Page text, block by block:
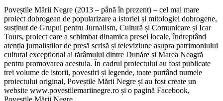
Poveștile Mării Negre (2013 – până în prezent) – cel mai mare
proiect dobrogean de popularizare a istoriei și mitologiei dobrogene,
susținut de Grupul pentru Jurnalism, Cultură și Comunicare și Icar
Tours, proiect care a schimbat dinamica presei locale, îndreptând
atenția jurnaliștilor de presă scrisă și televiziune asupra patrimoniului
cultural excepțional al tărâmului dintre Dunăre și Marea Neagră
pentru promovarea acestuia. În cadrul proiectului au fost publicate
trei volume de istorii, povestiri și legende, toate purtând numele
proiectului original, Poveștile Mării Negre și au fost create un
website www.povestilemariinegre.ro și o pagină Facebook,